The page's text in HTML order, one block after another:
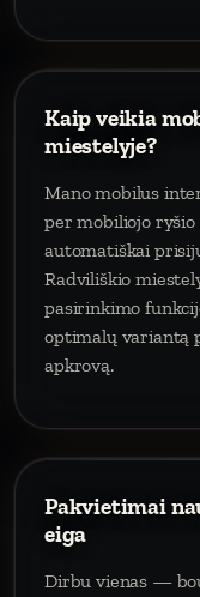
Kaip veikia
miestelyje?
Mano mobilus
per mobiliojo
automatiškai
Radviliškio
pasirinkimo
optimalų variantą
apkrovą.
Pakvietimai
eiga
Dirbu vienas —